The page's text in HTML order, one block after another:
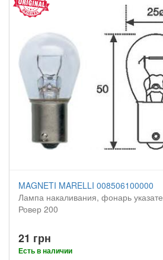
MAGNETI MARELLI 008506100000
Лампа накаливания, фонарь
Ровер 200
21 грн
Есть в наличии